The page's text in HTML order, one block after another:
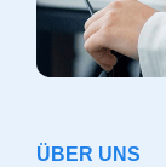
ÜBER UNS